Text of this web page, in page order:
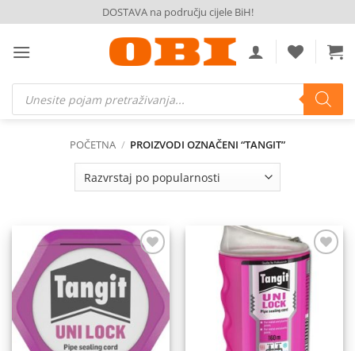
to
content
DOSTAVA na području cijele BiH!
Products
search
POČETNA / PROIZVODI OZNAČENI “TANGIT”
Dodaj
na
listu
želja